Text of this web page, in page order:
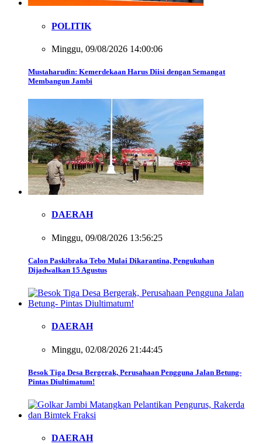
POLITIK
Minggu, 09/08/2026 14:00:06
Mustaharudin: Kemerdekaan Harus Diisi dengan Semangat
Membangun Jambi
DAERAH
Minggu, 09/08/2026 13:56:25
Calon Paskibraka Tebo Mulai Dikarantina, Pengukuhan
Dijadwalkan 15 Agustus
DAERAH
Minggu, 02/08/2026 21:44:45
Besok Tiga Desa Bergerak, Perusahaan Pengguna Jalan Betung-
Pintas Diultimatum!
DAERAH